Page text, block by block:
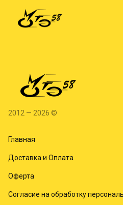
2012 — 2026 ©
Главная
Доставка и Оплата
Оферта
Согласие на обработку